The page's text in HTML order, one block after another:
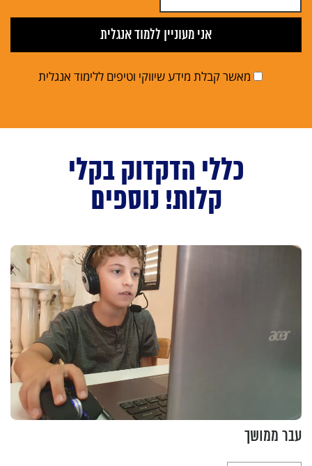
מאשר קבלת מידע שיווקי וטיפים ללימוד אנגלית
כללי הדקדוק בקלי
קלות! נוספים
עבר ממושך